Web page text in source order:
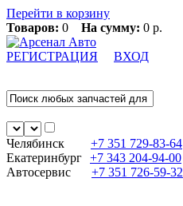
Перейти в корзину
Товаров: 0 На сумму: 0 р.
РЕГИСТРАЦИЯ ВХОД
Челябинск +7 351 729-83-64
Екатеринбург +7 343 204-94-00
Автосервис
+7 351 726-59-32